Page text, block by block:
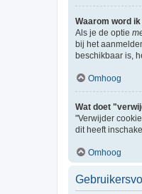
Waarom word
Als je de optie
bij het
beschikbaar is,
Omhoog
Wat doet
"Verwijder
dit heeft
Omhoog